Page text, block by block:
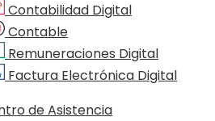
Contabilidad Digital
Contable
Remuneraciones Digital
Factura Electrónica Digital
de Asistencia